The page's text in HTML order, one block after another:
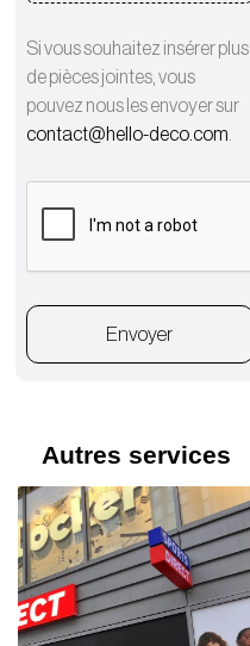
Si vous souhaitez insérer plus
de pièces jointes, vous
pouvez nous les envoyer sur
contact@hello-deco.com.
Envoyer
Autres services